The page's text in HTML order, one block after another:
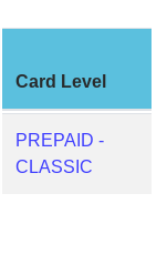
Card Level
PREPAID -
CLASSIC